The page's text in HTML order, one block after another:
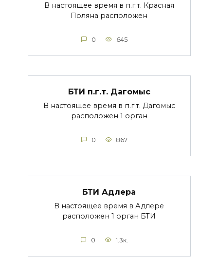
В настоящее время в п.г.т. Красная
Поляна расположен
0 645
БТИ п.г.т. Дагомыс
В настоящее время в п.г.т. Дагомыс
расположен 1 орган
0 867
БТИ Адлера
В настоящее время в Адлере
расположен 1 орган БТИ
0 1.3к.